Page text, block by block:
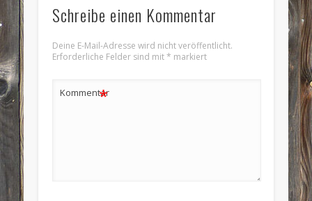
Schreibe einen Kommentar
Deine E-Mail-Adresse wird nicht veröffentlicht.
Erforderliche Felder sind mit* markiert
Kommentar
*